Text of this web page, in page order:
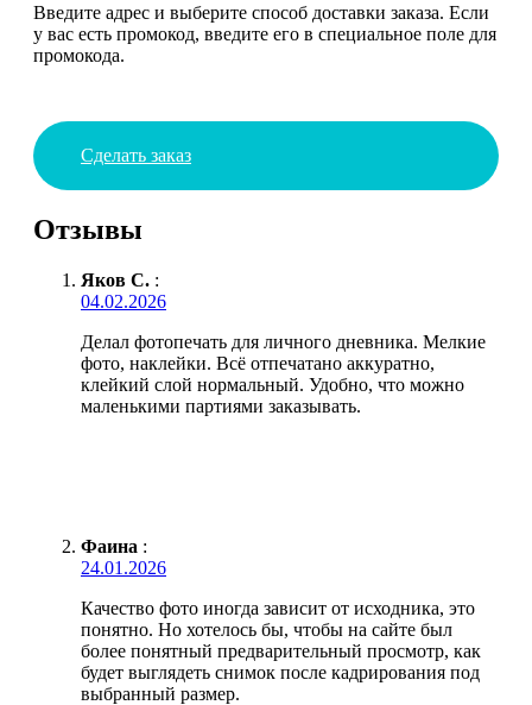
Введите адрес и выберите способ доставки заказа. Если
у вас есть промокод, введите его в специальное поле для
промокода.
Сделать заказ
Отзывы
Яков С. :
04.02.2026
Делал фотопечать для личного дневника. Мелкие
фото, наклейки. Всё отпечатано аккуратно,
клейкий слой нормальный. Удобно, что можно
маленькими партиями заказывать.
Фаина :
24.01.2026
Качество фото иногда зависит от исходника, это
понятно. Но хотелось бы, чтобы на сайте был
более понятный предварительный просмотр, как
будет выглядеть снимок после кадрирования под
выбранный размер.